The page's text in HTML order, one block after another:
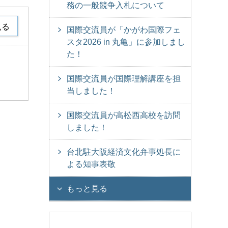
務の一般競争入札について
国際交流員が「かがわ国際フェ
スタ2026 in 丸亀」に参加しまし
た！
国際交流員が国際理解講座を担
当しました！
国際交流員が高松西高校を訪問
しました！
台北駐大阪経済文化弁事処長に
よる知事表敬
もっと見る